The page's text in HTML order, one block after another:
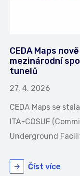
CEDA Maps
mezinárodní
tunelů
27. 4. 2026
CEDA Maps se
ITA-COSUF
Underground
Číst více